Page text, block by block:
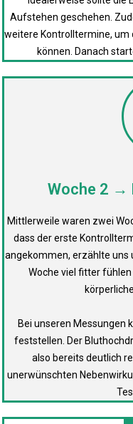
Aufstehen geschehen.
weitere Kontrolltermine, um
können. Danach
Woche 2 →
Mittlerweile waren zwei
dass der erste
angekommen, erzählte uns
Woche viel fitter
Bei unseren Messungen
feststellen. Der
also bereits deutlich
unerwünschten